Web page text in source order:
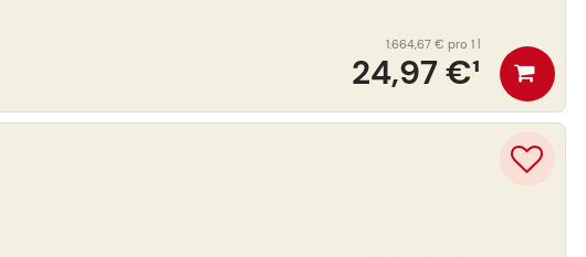
24,97 €¹
1.664,67 € pro 1 l